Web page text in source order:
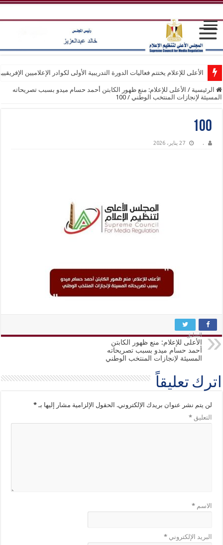
الأعلى للإعلام يختتم فعاليات الدورة التدريبية الأولى لكوادر الإعلاميين
الرئيسية / الأعلى للإعلام: منع ظهور الكابتن أحمد حسام ميدو بسبب تصريحاته
المسيئة لإنجازات المنتخب الوطني /
100
100
. 27 يناير، 2026
السابق
الأعلى للإعلام: منع ظهور الكابتن
أحمد حسام ميدو بسبب تصريحاته
المسيئة لإنجازات المنتخب الوطني
اترك تعليقاً
لن يتم نشر عنوان بريدك الإلكتروني. الحقول الإلزامية مشار إليها بـ*
التعليق*
الاسم*
البريد الإلكتروني*